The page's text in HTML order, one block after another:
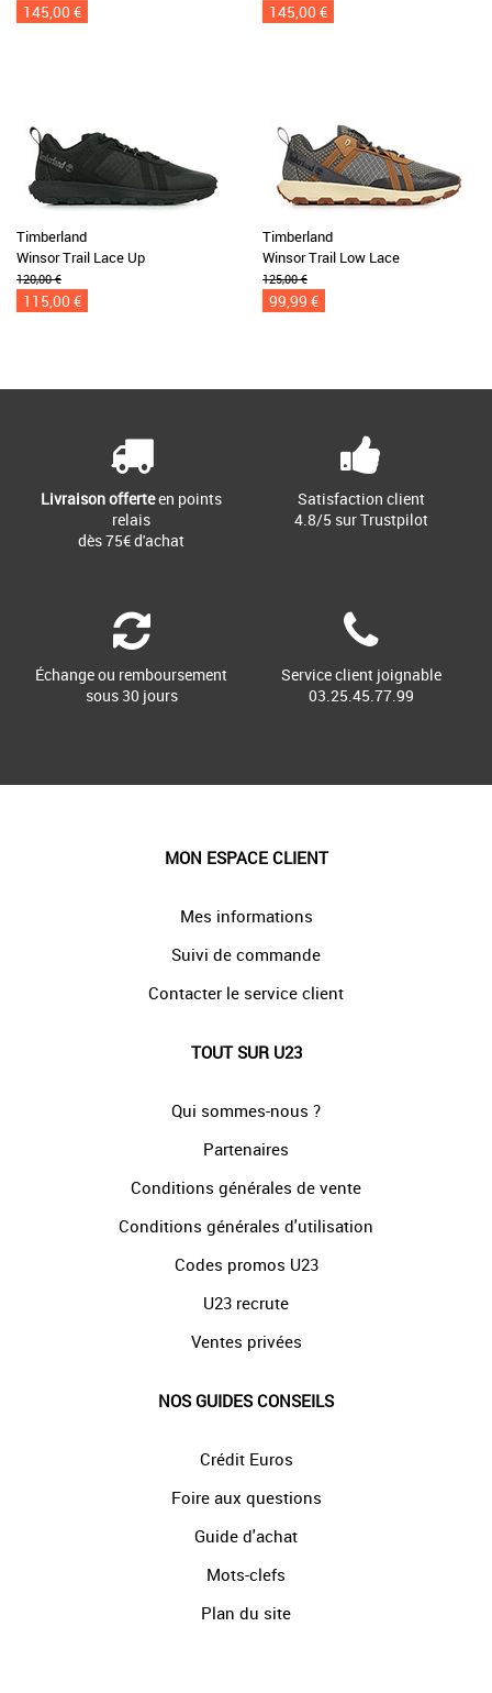
145,00 € 145,00 €
Timberland
Winsor Trail Lace Up
120,00 €
115,00 €
Timberland
Winsor Trail Low Lace
125,00 €
99,99 €
Livraison offerteen points
relais
dès 75€ d'achat
Satisfaction client
4.8/5 sur Trustpilot
Échange ou remboursement
sous 30 jours
Service client joignable
03.25.45.77.99
MON ESPACE CLIENT
Mes informations
Suivi de commande
Contacter le service client
TOUT SUR U23
Qui sommes-nous ?
Partenaires
Conditions générales de vente
Conditions générales d'utilisation
Codes promos U23
U23 recrute
Ventes privées
NOS GUIDES CONSEILS
Crédit Euros
Foire aux questions
Guide d'achat
Mots-clefs
Plan du site